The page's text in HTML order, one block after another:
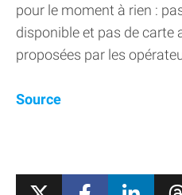
pour le moment à rien :
disponible et pas de carte
proposées par les
Source